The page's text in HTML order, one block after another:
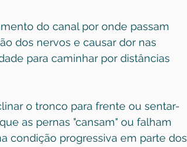
do canal por onde passam
dos nervos e causar dor nas
para caminhar por distâncias
o tronco para frente ou sentar-
as pernas "cansam" ou falham
condição progressiva em parte dos